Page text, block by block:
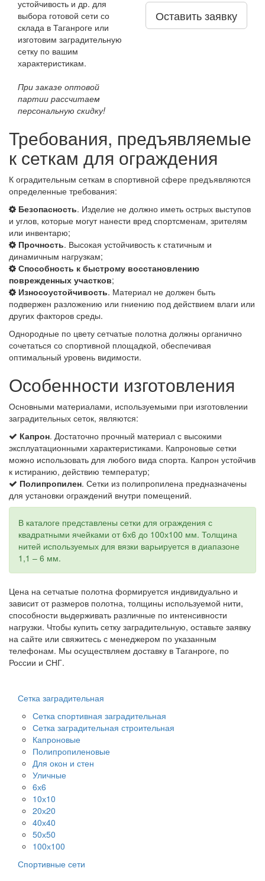
устойчивость и др. для
выбора готовой сети со
склада в Таганроге или
изготовим заградительную
сетку по вашим
характеристикам.
При заказе оптовой
партии рассчитаем
персональную скидку!
Оставить заявку
Требования, предъявляемые
к сеткам для ограждения
К оградительным сеткам в спортивной сфере предъявляются
определенные требования:
Безопасность. Изделие не должно иметь острых выступов
и углов, которые могут нанести вред спортсменам, зрителям
или инвентарю;
Прочность. Высокая устойчивость к статичным и
динамичным нагрузкам;
Способность к быстрому восстановлению
поврежденных участков;
Износоустойчивость. Материал не должен быть
подвержен разложению или гниению под действием влаги или
других факторов среды.
Однородные по цвету сетчатые полотна должны органично
сочетаться со спортивной площадкой, обеспечивая
оптимальный уровень видимости.
Особенности изготовления
Основными материалами, используемыми при изготовлении
заградительных сеток, являются:
Капрон. Достаточно прочный материал с высокими
эксплуатационными характеристиками. Капроновые сетки
можно использовать для любого вида спорта. Капрон устойчив
к истиранию, действию температур;
Полипропилен. Сетки из полипропилена предназначены
для установки ограждений внутри помещений.
В каталоге представлены сетки для ограждения с
квадратными ячейками от 6х6 до 100х100 мм. Толщина
нитей используемых для вязки варьируется в диапазоне
1,1 – 6 мм.
Цена на сетчатые полотна формируется индивидуально и
зависит от размеров полотна, толщины используемой нити,
способности выдерживать различные по интенсивности
нагрузки. Чтобы купить сетку заградительную, оставьте заявку
на сайте или свяжитесь с менеджером по указанным
телефонам. Мы осуществляем доставку в Таганроге, по
России и СНГ.
Сетка заградительная
Сетка спортивная заградительная
Сетка заградительная строительная
Капроновые
Полипропиленовые
Для окон и стен
Уличные
6х6
10х10
20х20
40х40
50х50
100х100
Спортивные сети